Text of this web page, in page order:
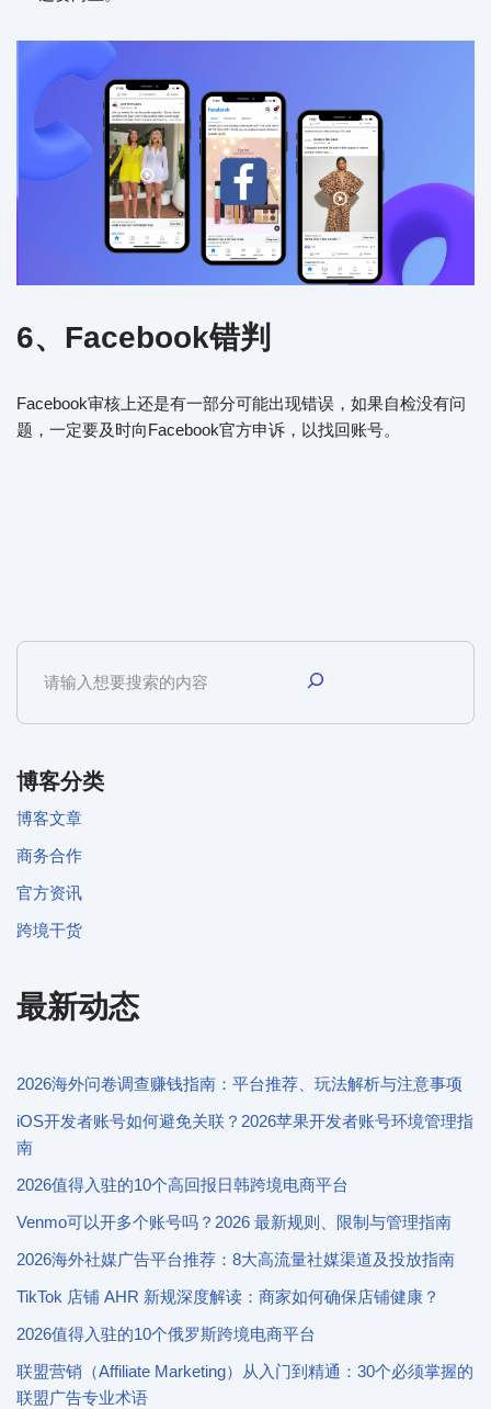
6、Facebook错判
Facebook审核上还是有一部分可能出现错误，如果自检没有问
题，一定要及时向Facebook官方申诉，以找回账号。
博客分类
博客文章
商务合作
官方资讯
跨境干货
最新动态
2026海外问卷调查赚钱指南：平台推荐、玩法解析与注意事项
iOS开发者账号如何避免关联？2026苹果开发者账号环境管理指
南
2026值得入驻的10个高回报日韩跨境电商平台
Venmo可以开多个账号吗？2026 最新规则、限制与管理指南
2026海外社媒广告平台推荐：8大高流量社媒渠道及投放指南
TikTok 店铺 AHR 新规深度解读：商家如何确保店铺健康？
2026值得入驻的10个俄罗斯跨境电商平台
联盟营销（Affiliate Marketing）从入门到精通：30个必须掌握的
联盟广告专业术语